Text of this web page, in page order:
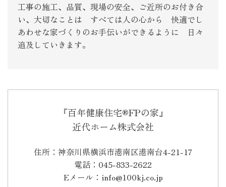
工事の施工、品質、現場の安全、ご近所のお付き合
い、大切なことは すべては人の心から 快適でし
あわせな家づくりのお手伝いができるように 日々
追及していきます。
『百年健康住宅®FPの家』
近代ホーム株式会社
住所：神奈川県横浜市港南区港南台4-21-17
電話：045-833-2622
Eメール：info@100kj.co.jp